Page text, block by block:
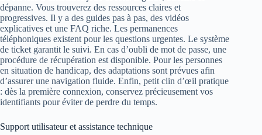
dépanne. Vous trouverez des ressources claires et
progressives. Il y a des guides pas à pas, des vidéos
explicatives et une FAQ riche. Les permanences
téléphoniques existent pour les questions urgentes. Le système
de ticket garantit le suivi. En cas d’oubli de mot de passe, une
procédure de récupération est disponible. Pour les personnes
en situation de handicap, des adaptations sont prévues afin
d’assurer une navigation fluide. Enfin, petit clin d’œil pratique
: dès la première connexion, conservez précieusement vos
identifiants pour éviter de perdre du temps.
Support utilisateur et assistance technique